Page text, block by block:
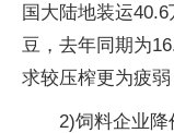
国大陆地装运
豆，去年同期为
求较压榨更为疲弱
2)饲料企业